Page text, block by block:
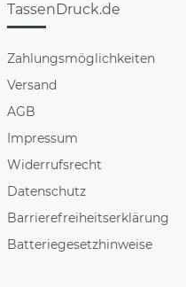
TassenDruck.de
Zahlungsmöglichkeiten
Versand
AGB
Impressum
Widerrufsrecht
Datenschutz
Barrierefreiheitserklärung
Batteriegesetzhinweise